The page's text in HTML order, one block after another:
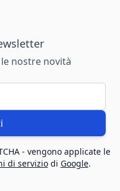
nostre novità
- vengono applicate le
di serviziodi Google.